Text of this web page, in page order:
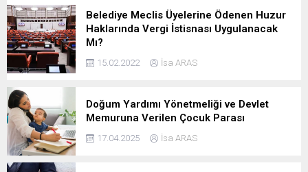
Belediye Meclis Üyelerine Ödenen Huzur
Haklarında Vergi İstisnası Uygulanacak
Mı?
15.02.2022 İsa ARAS
Doğum Yardımı Yönetmeliği ve Devlet
Memuruna Verilen Çocuk Parası
17.04.2025 İsa ARAS